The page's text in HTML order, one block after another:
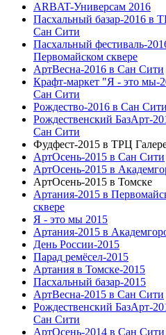
ARBAT-Универсам 2016
Пасхальный базар-2016 в
Сан Сити
Пасхальный фестиваль-
Первомайском сквере
АртВесна-2016 в Сан Сити
Крафт-маркет "Я - это мы-
Сан Сити
Рождество-2016 в Сан Сити
Рождественский БазАрт-
Сан Сити
Фудфест-2015 в ТРЦ
АртОсень-2015 в Сан Сити
АртОсень-2015 в
АртОсень-2015 в Томске
Артания-2015 в
сквере
Я - это мы 2015
Артания-2015 в
День России-2015
Парад ремёсел-2015
Артания в Томске-2015
Пасхальный базар-2015
АртВесна-2015 в Сан Сити
Рождественский БазАрт-
Сан Сити
АртОсень-2014 в Сан Сити